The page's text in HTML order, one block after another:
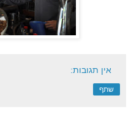
אין תגובות:
שתף